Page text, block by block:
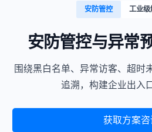
安防管控 工业级
安防管控与异常
围绕黑白名单、异常访客、超时
追溯，构建企业出入
获取方案咨